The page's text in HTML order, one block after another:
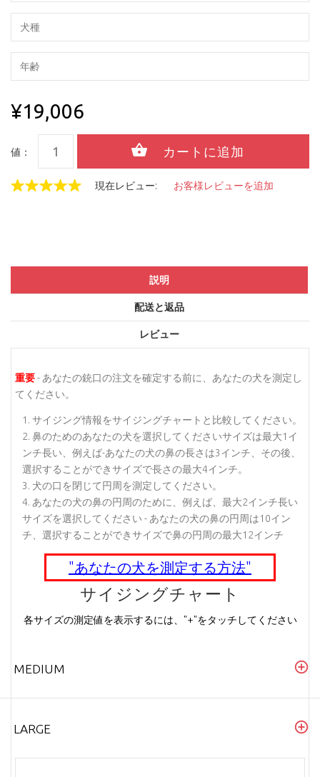
¥19,006
値：
現在レビュー: お客様レビューを追加
説明
配送と返品
レビュー
重要- あなたの銃口の注文を確定する前に、あなたの犬を測定し
てください。
サイジング情報をサイジングチャートと比較してください。
鼻のためのあなたの犬を選択してくださいサイズは最大1イ
ンチ長い、例えば-あなたの犬の鼻の長さは3インチ、その後、
選択することができサイズで長さの最大4インチ。
犬の口を閉じて円周を測定してください。
あなたの犬の鼻の円周のために、例えば、最大2インチ長い
サイズを選択してください - あなたの犬の鼻の円周は10イン
チ、選択することができサイズで鼻の円周の最大12インチ
"あなたの犬を測定する方法"
サイジングチャート
各サイズの測定値を表示するには、"+"をタッチしてください
MEDIUM
LARGE